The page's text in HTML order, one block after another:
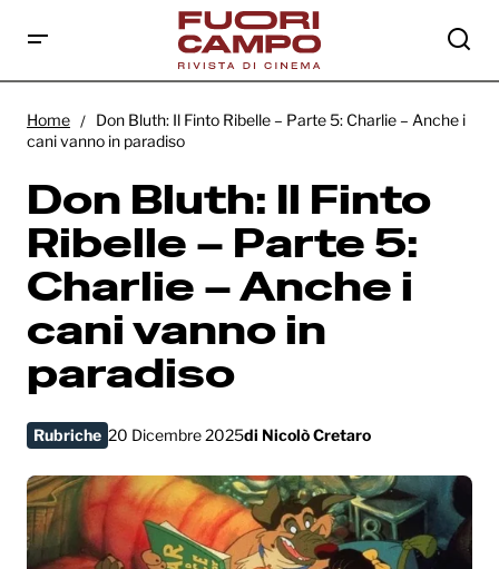
Anche i cani vanno in paradiso
Home
Don Bluth: Il Finto Ribelle – Parte 5: Charlie – Anche i
cani vanno in paradiso
Don Bluth: Il Finto
Ribelle – Parte 5:
Charlie – Anche i
cani vanno in
paradiso
Rubriche 20 Dicembre 2025di Nicolò Cretaro